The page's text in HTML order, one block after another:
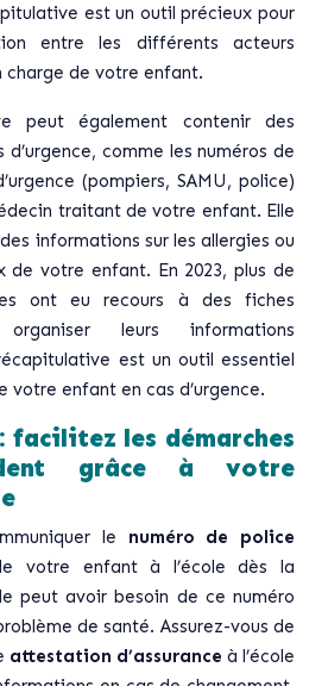
est un outil précieux pour
entre les différents acteurs
charge de votre enfant.
peut également contenir des
comme les numéros de
(pompiers, SAMU, police)
traitant de votre enfant. Elle
informations sur les allergies ou
de votre enfant. En 2023, plus de
ont eu recours à des fiches
leurs informations
est un outil essentiel
votre enfant en cas d’urgence.
facilitez les démarches
grâce à votre
le numéro de police
votre enfant à l’école dès la
peut avoir besoin de ce numéro
de santé. Assurez-vous de
attestation d’assurance à l’école